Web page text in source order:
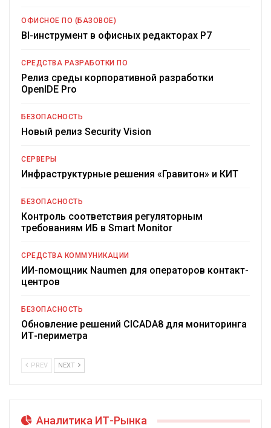
ОФИСНОЕ ПО (БАЗОВОЕ)
BI-инструмент в офисных редакторах Р7
СРЕДСТВА РАЗРАБОТКИ ПО
Релиз среды корпоративной разработки
OpenIDE Pro
БЕЗОПАСНОСТЬ
Новый релиз Security Vision
СЕРВЕРЫ
Инфраструктурные решения «Гравитон» и КИТ
БЕЗОПАСНОСТЬ
Контроль соответствия регуляторным
требованиям ИБ в Smart Monitor
СРЕДСТВА КОММУНИКАЦИИ
ИИ-помощник Naumen для операторов контакт-
центров
БЕЗОПАСНОСТЬ
Обновление решений CICADA8 для мониторинга
ИТ-периметра
PREV NEXT
Аналитика ИТ-Рынка